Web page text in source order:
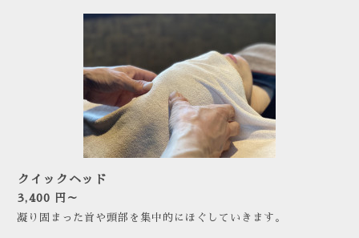
クイックヘッド
3,400 円～
凝り固まった首や頭部を集中的にほぐしていきます。